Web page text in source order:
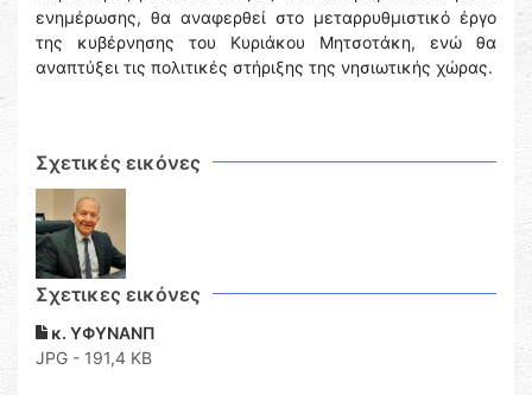
ενημέρωσης, θα αναφερθεί στο μεταρρυθμιστικό έργο
της κυβέρνησης του Κυριάκου Μητσοτάκη, ενώ θα
αναπτύξει τις πολιτικές στήριξης της νησιωτικής χώρας.
Σχετικές εικόνες
Σχετικες εικόνες
κ. ΥΦΥΝΑΝΠ
JPG - 191,4 KB